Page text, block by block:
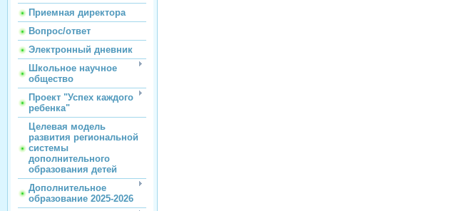
Приемная директора
Вопрос/ответ
Электронный дневник
Школьное научное
общество
Проект "Успех каждого
ребенка"
Целевая модель
развития региональной
системы
дополнительного
образования детей
Дополнительное
образование 2025-2026